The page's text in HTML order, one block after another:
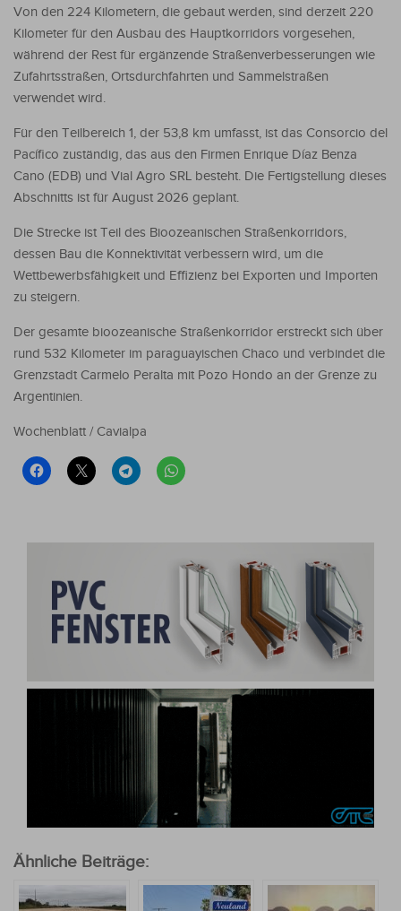
Von den 224 Kilometern, die gebaut werden, sind derzeit 220
Kilometer für den Ausbau des Hauptkorridors vorgesehen,
während der Rest für ergänzende Straßenverbesserungen wie
Zufahrtsstraßen, Ortsdurchfahrten und Sammelstraßen
verwendet wird.
Für den Teilbereich 1, der 53,8 km umfasst, ist das Consorcio del
Pacífico zuständig, das aus den Firmen Enrique Díaz Benza
Cano (EDB) und Vial Agro SRL besteht. Die Fertigstellung dieses
Abschnitts ist für August 2026 geplant.
Die Strecke ist Teil des Bioozeanischen Straßenkorridors,
dessen Bau die Konnektivität verbessern wird, um die
Wettbewerbsfähigkeit und Effizienz bei Exporten und Importen
zu steigern.
Der gesamte bioozeanische Straßenkorridor erstreckt sich über
rund 532 Kilometer im paraguayischen Chaco und verbindet die
Grenzstadt Carmelo Peralta mit Pozo Hondo an der Grenze zu
Argentinien.
Wochenblatt / Cavialpa
Ähnliche Beiträge: